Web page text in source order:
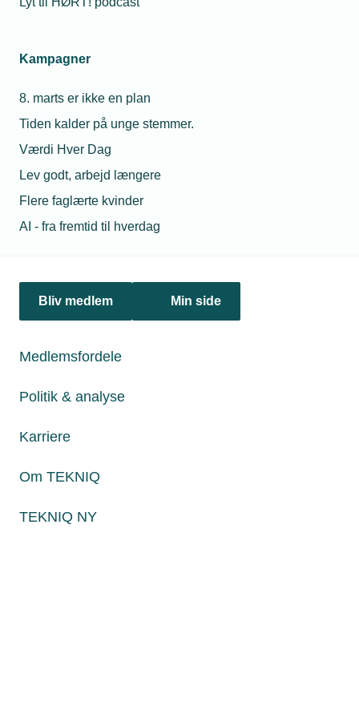
Kampagner
8. marts er ikke en plan
Tiden kalder på unge stemmer.
Værdi Hver Dag
Lev godt, arbejd længere
Flere faglærte kvinder
AI - fra fremtid til hverdag
Bliv medlem Min side
Medlemsfordele
Politik & analyse
Karriere
Om TEKNIQ
TEKNIQ NY
Politik & analyse
jura@tekniq.dk
tekniq@tekniq.dk
Fredag fra kl. 8:00 til 15:00
Paul Bergsøes Vej 6, 2600 Glostrup